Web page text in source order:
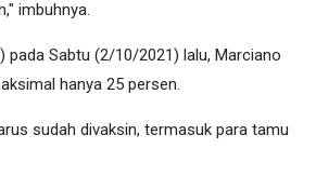
imbuhnya.
Sabtu (2/10/2021) lalu, Marciano
hanya 25 persen.
sudah divaksin, termasuk para tamu